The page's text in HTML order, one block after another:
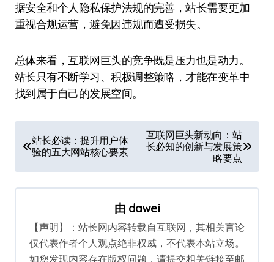
据安全和个人隐私保护法规的完善，站长需要更加
重视合规运营，避免因违规而遭受损失。
总体来看，互联网巨头的竞争既是压力也是动力。
站长只有不断学习、积极调整策略，才能在变革中
找到属于自己的发展空间。
章
导
航
站长必读：提升用户体
验的五大网站核心要素
互联网巨头新动向：站
长必知的创新与发展策
略要点
由 dawei
【声明】：站长网内容转载自互联网，其相关言论
仅代表作者个人观点绝非权威，不代表本站立场。
如您发现内容存在版权问题，请提交相关链接至邮